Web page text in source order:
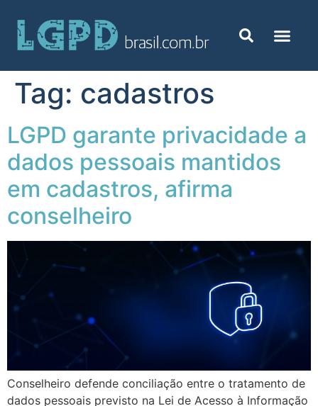
Tag: cadastros
LGPD garante privacidade a
dados pessoais mantidos
em cadastros, afirma
conselheiro
Conselheiro defende conciliação entre o tratamento de
dados pessoais previsto na Lei de Acesso à Informação